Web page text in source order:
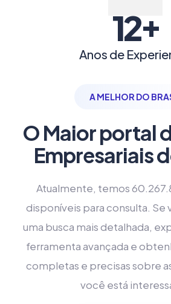
12+
Anos de
A MELHOR DO
O Maior portal
Empresariais
Atualmente, temos
disponíveis para consulta. Se
uma busca mais detalhada,
ferramenta avançada e
completas e precisas sobre
você está